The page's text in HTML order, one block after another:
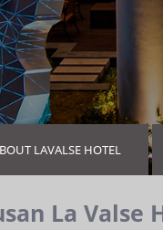
LAVALSE HOTEL
La